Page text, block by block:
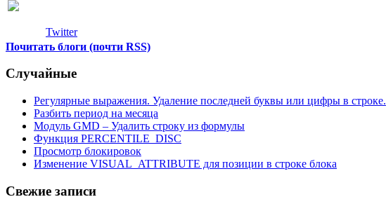
Twitter
Почитать блоги (почти RSS)
Случайные
Регулярные выражения. Удаление последней буквы или цифры в строке.
Разбить период на месяца
Модуль GMD – Удалить строку из формулы
Функция PERCENTILE_DISC
Просмотр блокировок
Изменение VISUAL_ATTRIBUTE для позиции в строке блока
Свежие записи